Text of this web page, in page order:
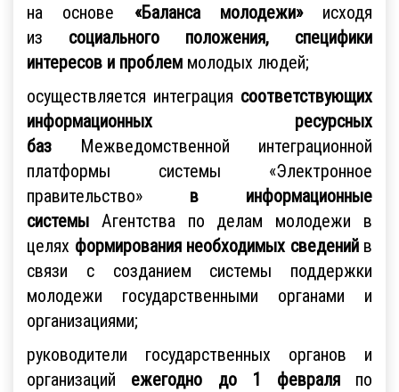
на основе «Баланса молодежи» исходя
из социального положения, специфики
интересов и проблем молодых людей;
осуществляется интеграция соответствующих
информационных ресурсных
баз Межведомственной интеграционной
платформы системы «Электронное
правительство» в информационные
системы Агентства по делам молодежи в
целях формирования необходимых сведений в
связи с созданием системы поддержки
молодежи государственными органами и
организациями;
руководители государственных органов и
организаций ежегодно до 1 февраля по